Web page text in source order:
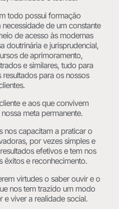
todo possui formação
necessidade de um constante
de acesso às modernas
doutrinária e jurisprudencial,
de aprimoramento,
e similares, tudo para
para os nossos
e aos que convivem
meta permanente.
nos capacitam a praticar o
por vezes simples e
efetivos e tem nos
êxitos e reconhecimento.
virtudes o saber ouvir e o
nos tem trazido um modo
e viver a realidade social.